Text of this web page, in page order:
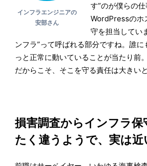
インフラエンジニアの
安部さん
す”のが僕らの仕
WordPressのホ
守を担当してい
ンフラ”って呼ばれる部分ですね。誰
っと正常に動いていることが当たり前。
だからこそ、そこを守る責任は大きい
損害調査からインフラ保
たく違うようで、実は近